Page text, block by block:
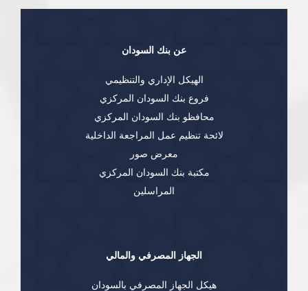
عن بنك السودان
الهيكل الإداري والتنظيمي
فروع بنك السودان المركزي
محافظو بنك السودان المركزي
لائحة تنظيم عمل المراجعة الداخلية
معرض صور
مكتبة بنك السودان المركزي
المراسلين
الجهاز المصرفي والمالي
هيكل الجهاز المصرفي بالسودان